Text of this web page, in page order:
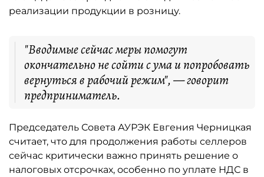
реализации продукции в розницу.
"Вводимые сейчас меры помогут
окончательно не сойти с ума и попробовать
вернуться в рабочий режим", — говорит
предприниматель.
Председатель Совета АУРЭК Евгения Черницкая
считает, что для продолжения работы селлеров
сейчас критически важно принять решение о
налоговых отсрочках, особенно по уплате НДС в